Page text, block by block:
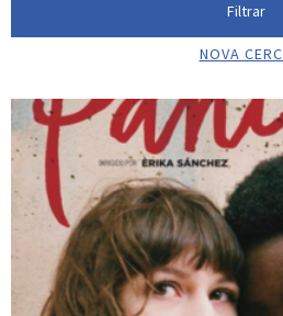
Filtrar
NOVA